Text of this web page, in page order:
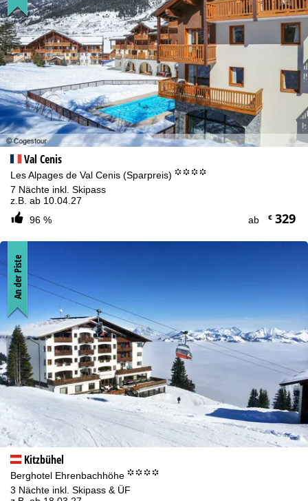
Val Cenis
Les Alpages de Val Cenis (Sparpreis) °°°°
7 Nächte inkl. Skipass
z.B. ab 10.04.27
96 %
ab €329
Kitzbühel
Berghotel Ehrenbachhöhe °°°°
3 Nächte inkl. Skipass & ÜF
An der Piste